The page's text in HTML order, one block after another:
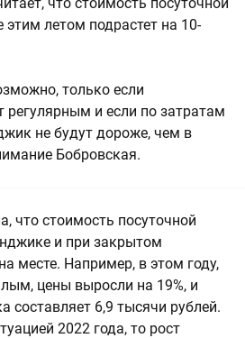
летом подрастет на 10-
только если
регулярным и если по затратам
не будут дороже, чем в
Бобровская.
что стоимость посуточной
и при закрытом
месте. Например, в этом году,
цены выросли на 19%, и
составляет 6,9 тысячи рублей.
2022 года, то рост